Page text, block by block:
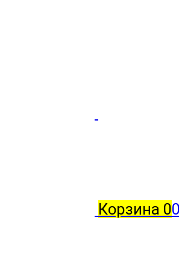
Корзина 0